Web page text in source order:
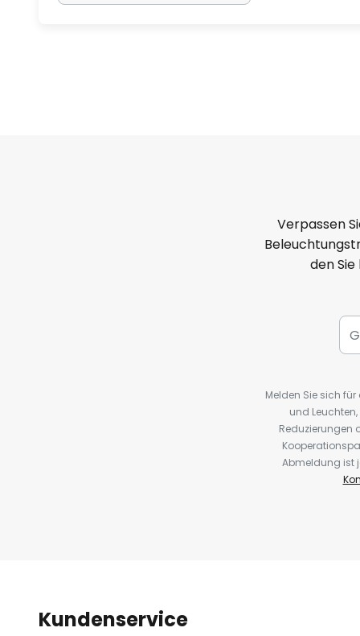
Verpassen
den
Melden Sie sich
und
Reduzierungen
Abmeldung ist
Kundenservice